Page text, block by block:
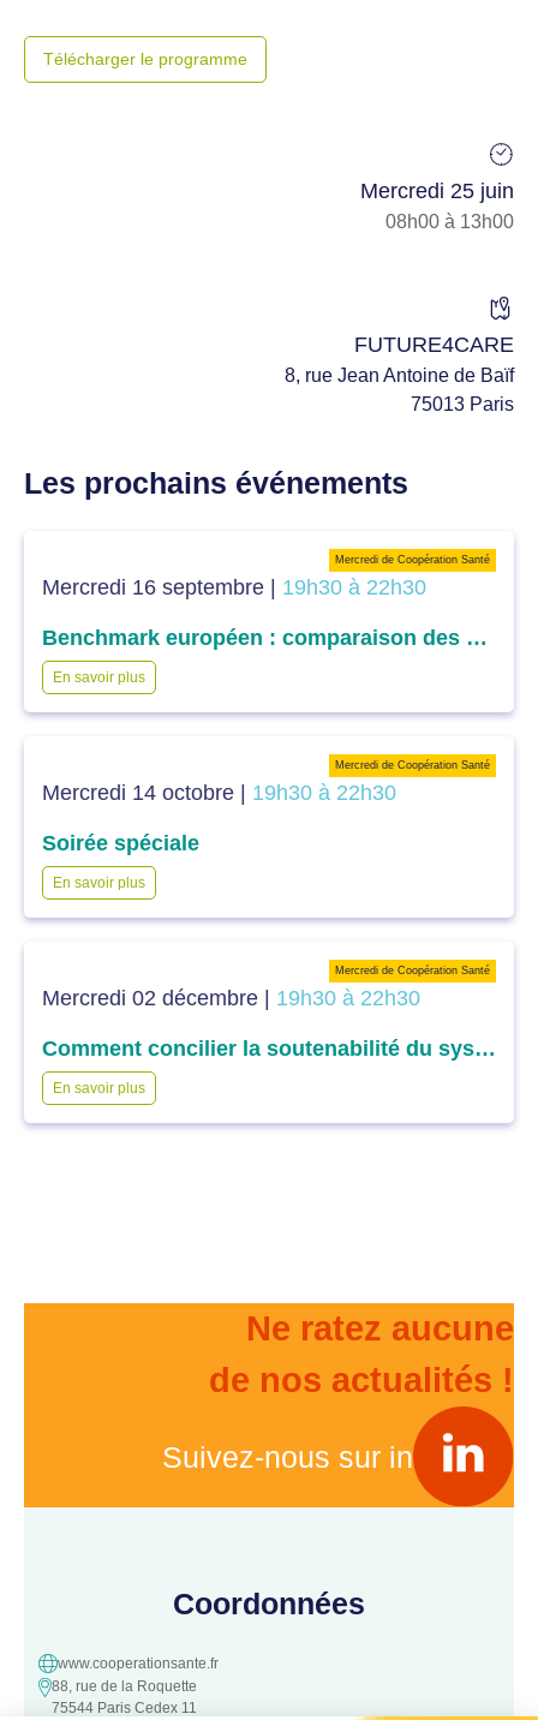
Télécharger le programme
Mercredi 25 juin
08h00 à 13h00
FUTURE4CARE
8, rue Jean Antoine de Baïf
75013 Paris
Les prochains événements
Mercredi 16 septembre | 19h30 à 22h30
Mercredi de Coopération Santé
Benchmark européen : comparaison des différents systèmes de santé européens dans l’accès aux soins
En savoir plus
Mercredi 14 octobre | 19h30 à 22h30
Mercredi de Coopération Santé
Soirée spéciale
En savoir plus
Mercredi 02 décembre | 19h30 à 22h30
Mercredi de Coopération Santé
Comment concilier la soutenabilité du système et l’efficience des dépenses dans l’accès aux soins : la question du financement ?
En savoir plus
Ne ratez aucune
de nos actualités !
Suivez-nous sur in
Coordonnées
www.cooperationsante.fr
88, rue de la Roquette
75544 Paris Cedex 11